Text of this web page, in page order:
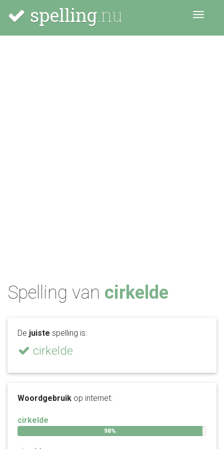
spelling.nu Menu
Spelling van cirkelde
De juiste spelling is:
cirkelde
Woordgebruik op internet:
cirkelde
98%